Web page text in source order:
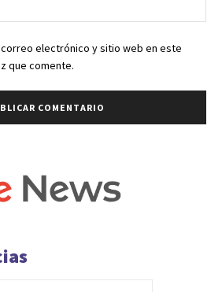
electrónico y sitio web en este
que comente.